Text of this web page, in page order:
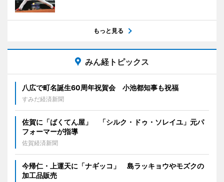
もっと見る
みん経トピックス
八広で町名誕生60周年祝賀会 小池都知事も祝福
すみだ経済新聞
佐賀に「ばくてん屋」 「シルク・ドゥ・ソレイユ」元パ
フォーマーが指導
佐賀経済新聞
今帰仁・上運天に「ナギッコ」 島ラッキョウやモズクの
加工品販売